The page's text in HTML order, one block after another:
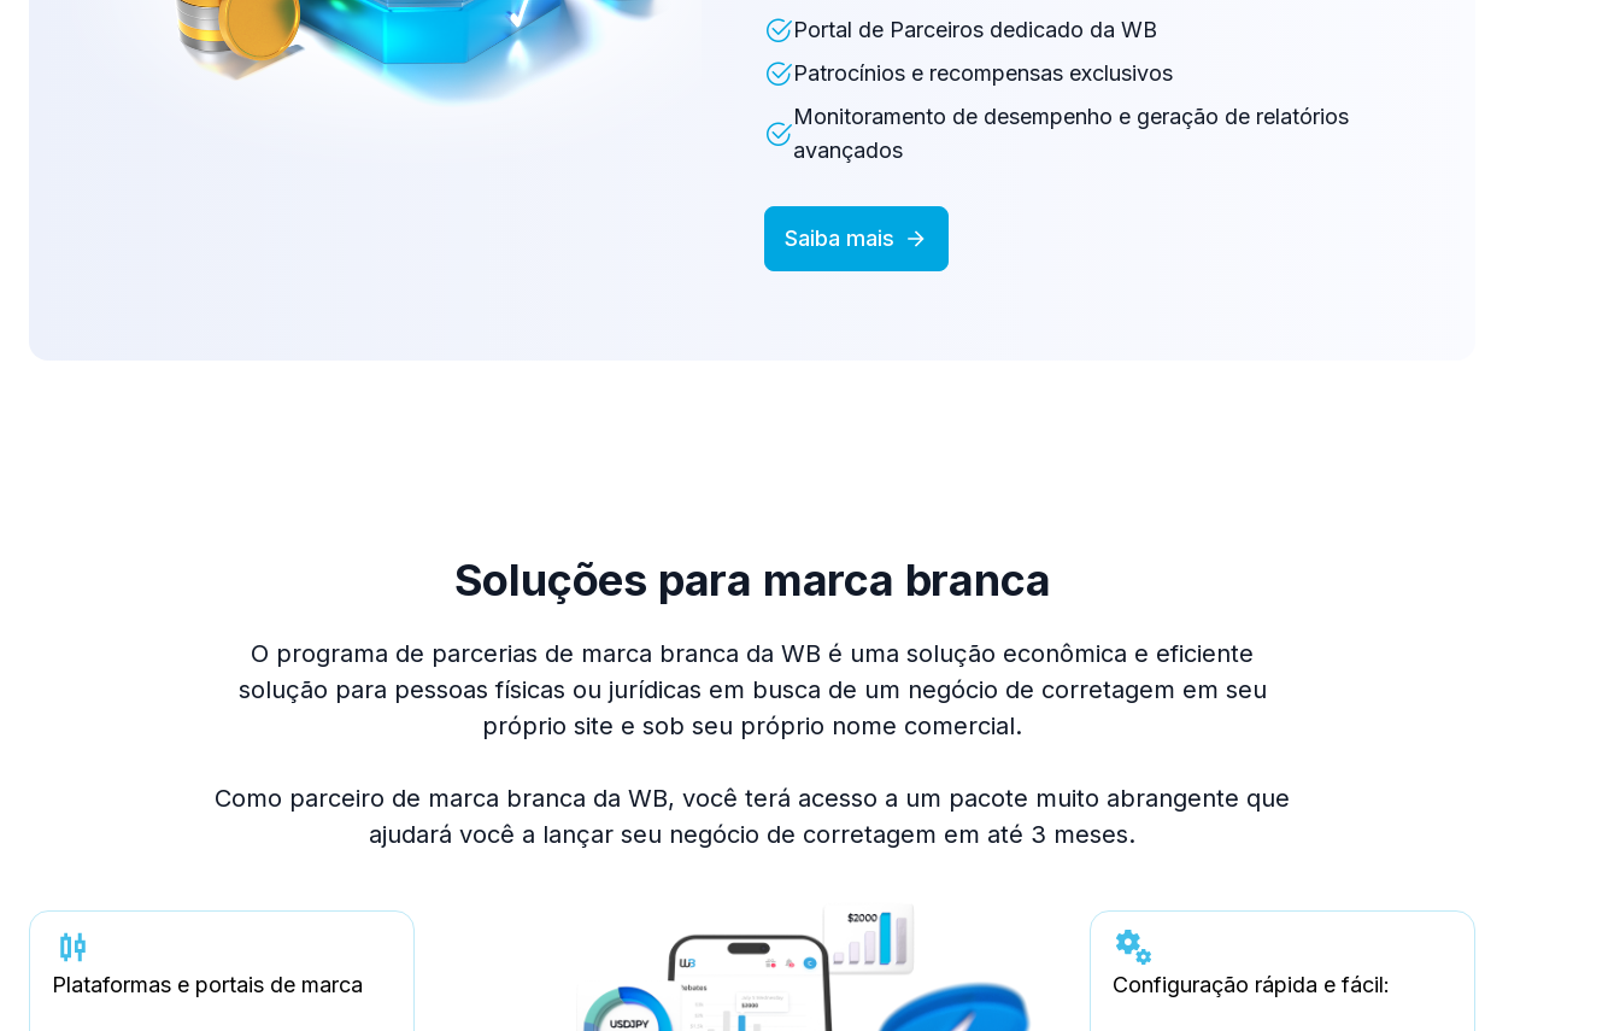
Portal de Parceiros dedicado da WB
Patrocínios e recompensas exclusivos
Monitoramento de desempenho e geração de relatórios
avançados
Saiba mais
Soluções para marca branca
O programa de parcerias de marca branca da WB é uma solução econômica e eficiente
solução para pessoas físicas ou jurídicas em busca de um negócio de corretagem em seu
próprio site e sob seu próprio nome comercial.
Como parceiro de marca branca da WB, você terá acesso a um pacote muito abrangente que
ajudará você a lançar seu negócio de corretagem em até 3 meses.
Plataformas e portais de marca Configuração rápida e fácil: